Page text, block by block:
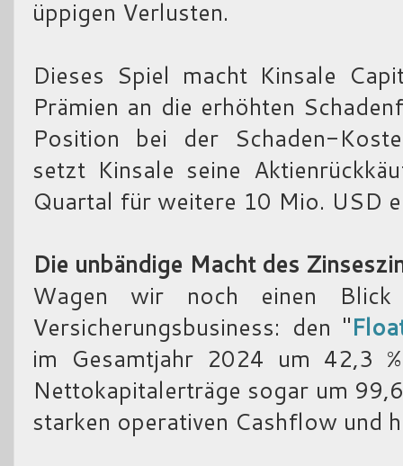
üppigen Verlusten.
Dieses Spiel macht Kinsale
Prämien an die erhöhten
Position bei der Schaden-
setzt Kinsale seine
Quartal für weitere 10 Mio. USD
Die unbändige Macht des
Wagen wir noch einen
Versicherungsbusiness: den "
im Gesamtjahr 2024 um 42,3
Nettokapitalerträge sogar um
starken operativen Cashflow und